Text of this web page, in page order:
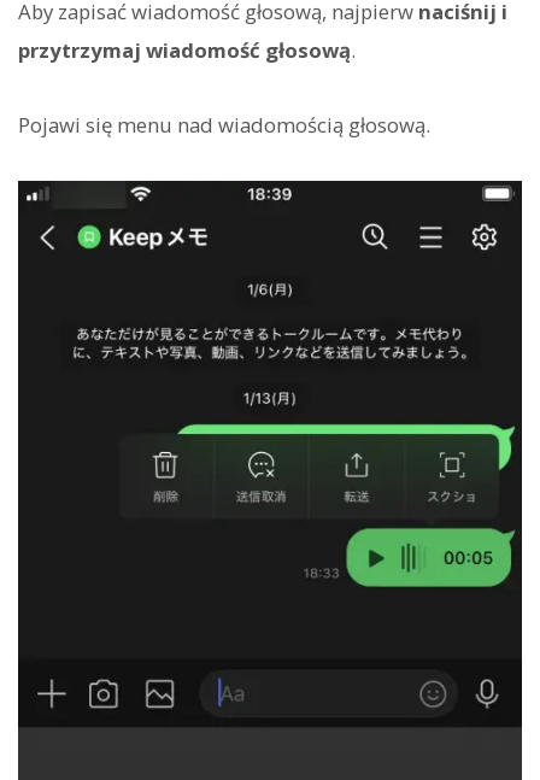
Aby zapisać wiadomość głosową, najpierw naciśnij i
przytrzymaj wiadomość głosową.
Pojawi się menu nad wiadomością głosową.